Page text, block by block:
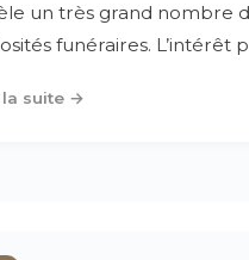
un très grand nombre
funéraires. L’intérêt
la suite →